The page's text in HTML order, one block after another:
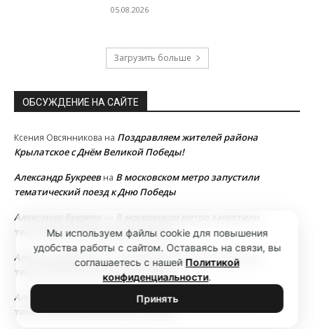
05.08.2026
Загрузить больше
ОБСУЖДЕНИЕ НА САЙТЕ
Ксения Овсянникова на Поздравляем жителей района
Крылатское с Днём Великой Победы!
Александр Букреевна В московском метро запустили
тематический поезд к Дню Победы
Александр Букреев
В московском метро запустили
тематический поезд к Дню Победы
Александр Букреев
В московском метро запустили
тематический поезд к Дню Победы
Александр Букреев
В московском метро запустили
тематический поезд к Дню Победы
Мы используем файлы cookie для повышения
удобства работы с сайтом. Оставаясь на связи, вы
соглашаетесь с нашей Политикой
конфиденциальности.
Принять